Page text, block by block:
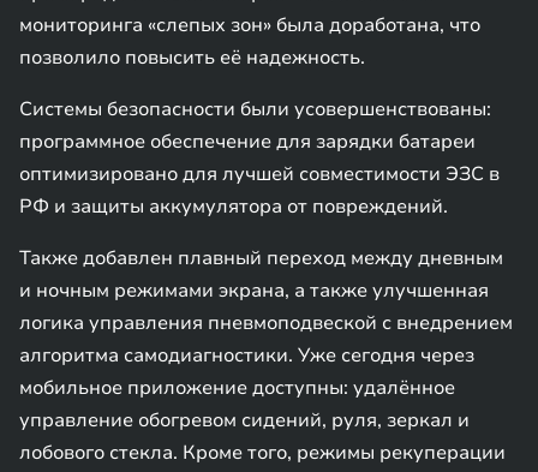
мониторинга «слепых зон» была доработана, что
позволило повысить её надежность.
Системы безопасности были усовершенствованы:
программное обеспечение для зарядки батареи
оптимизировано для лучшей совместимости ЭЗС в
РФ и защиты аккумулятора от повреждений.
Также добавлен плавный переход между дневным
и ночным режимами экрана, а также улучшенная
логика управления пневмоподвеской с внедрением
алгоритма самодиагностики. Уже сегодня через
мобильное приложение доступны: удалённое
управление обогревом сидений, руля, зеркал и
лобового стекла. Кроме того, режимы рекуперации